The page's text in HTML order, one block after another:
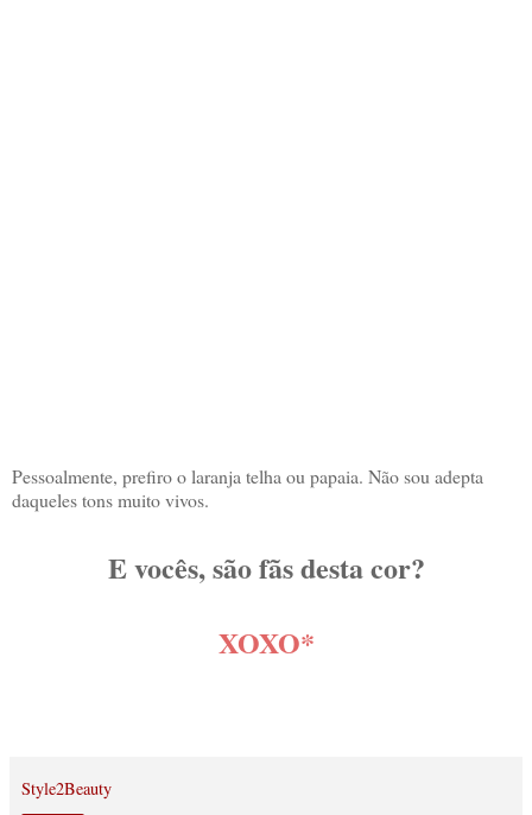
Pessoalmente, prefiro o laranja telha ou papaia. Não sou adepta
daqueles tons muito vivos.
E vocês, são fãs desta cor?
XOXO*
Style2Beauty